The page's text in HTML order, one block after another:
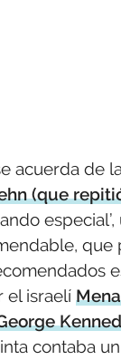
acuerda de
(que
el israelí
contaba